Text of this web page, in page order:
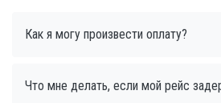
Как я могу произвести оплату?
Что мне делать, если мой рейс